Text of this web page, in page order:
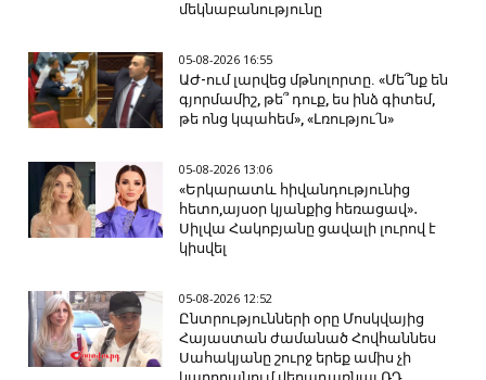
մեկնաբանությունը
05-08-2026 16:55
ԱԺ-ում լարվեց մթնոլորտը. «Մե՞նք են
գյորմամիշ, թե՞ դուք, ես ինձ գիտեմ,
թե ոնց կպահեմ», «Լռությու՛ն»
05-08-2026 13:06
«Երկարատև հիվանդությունից
հետո,այսօր կյանքից հեռացավ»․
Սիլվա Հակոբյանը ցավալի լուրով է
կիսվել
05-08-2026 12:52
Ընտրությունների օրը Մոսկվայից
Հայաստան ժամանած Հովհաննես
Սահակյանը շուրջ երեք ամիս չի